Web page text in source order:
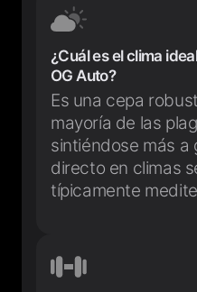
¿Cuál es el clima
OG Auto?
Es una cepa
mayoría de las
sintiéndose más a
directo en climas
típicamente